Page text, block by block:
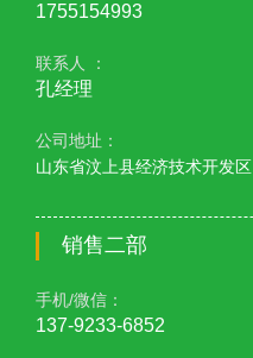
1755154993
联系人 ：
孔经理
公司地址：
山东省汶上县经济技术开发区
销售二部
手机/微信：
137-9233-6852